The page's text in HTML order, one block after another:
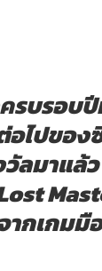
รบรอบปี
อไปของ
ลมาแล้ว
ากเกมมื